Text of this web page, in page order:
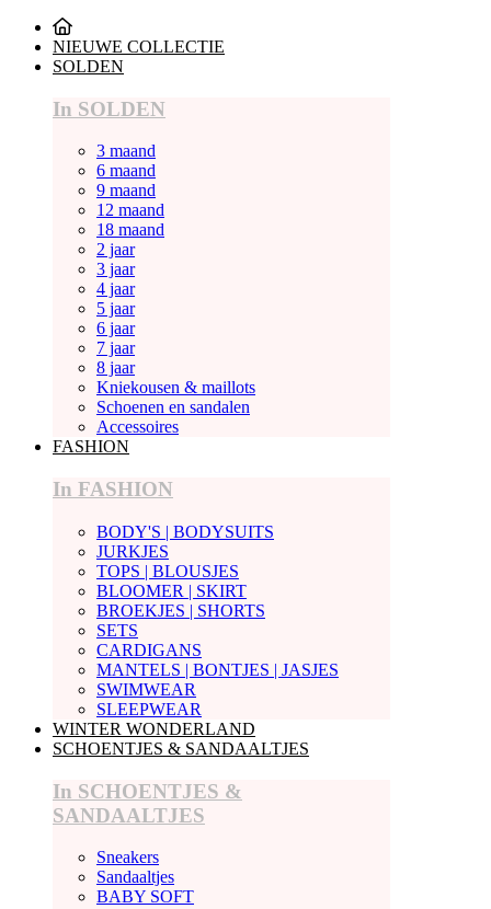
NIEUWE COLLECTIE
SOLDEN
In SOLDEN
3 maand
6 maand
9 maand
12 maand
18 maand
2 jaar
3 jaar
4 jaar
5 jaar
6 jaar
7 jaar
8 jaar
Kniekousen & maillots
Schoenen en sandalen
Accessoires
FASHION
In FASHION
BODY'S | BODYSUITS
JURKJES
TOPS | BLOUSJES
BLOOMER | SKIRT
BROEKJES | SHORTS
SETS
CARDIGANS
MANTELS | BONTJES | JASJES
SWIMWEAR
SLEEPWEAR
WINTER WONDERLAND
SCHOENTJES & SANDAALTJES
In SCHOENTJES &
SANDAALTJES
Sneakers
Sandaaltjes
BABY SOFT